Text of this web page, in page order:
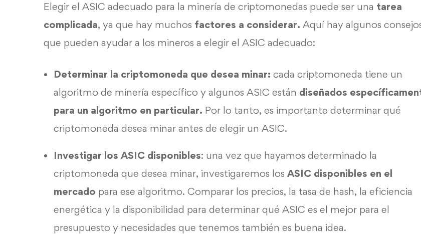
Elegir el ASIC adecuado para la minería de criptomonedas puede ser una tarea
complicada, ya que hay muchos factores a considerar. Aquí hay algunos
que pueden ayudar a los mineros a elegir el ASIC adecuado:
Determinar la criptomoneda que desea minar: cada criptomoneda tiene un
algoritmo de minería específico y algunos ASIC están diseñados
para un algoritmo en particular. Por lo tanto, es importante determinar qué
criptomoneda desea minar antes de elegir un ASIC.
Investigar los ASIC disponibles: una vez que hayamos determinado la
criptomoneda que desea minar, investigaremos los ASIC disponibles en el
mercado para ese algoritmo. Comparar los precios, la tasa de hash, la eficiencia
energética y la disponibilidad para determinar qué ASIC es el mejor para el
presupuesto y necesidades que tenemos también es buena idea.